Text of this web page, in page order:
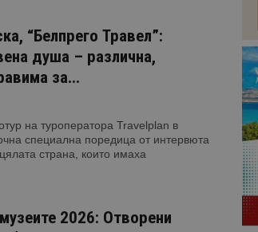
“Белпрего Травел”:
душа – различна,
за...
на туроператора Travelplan в
специална поредица от интервюта
страна, които имаха
2026: Отворени